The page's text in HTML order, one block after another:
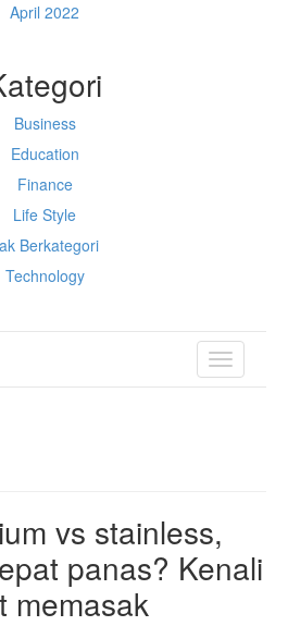
April 2022
Business
Education
Finance
Life Style
Berkategori
Technology
TOGGLE
vs stainless,
panas? Kenali
memasak